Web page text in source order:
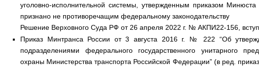
уголовно-исполнительной системы, утвержденным приказом
признано не противоречащим федеральному законодательству
Решение Верховного Суда РФ от 26 апреля 2022 г. № АКПИ22-156,
Приказ Минтранса России от 3 августа 2016 г. № 222 “Об
подразделениями федерального государственного унитарного
охраны Министерства транспорта Российской Федерации” (в ред.